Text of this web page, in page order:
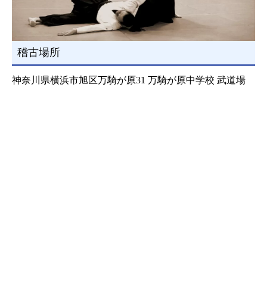
稽古場所
神奈川県横浜市旭区万騎が原31 万騎が原中学校 武道場